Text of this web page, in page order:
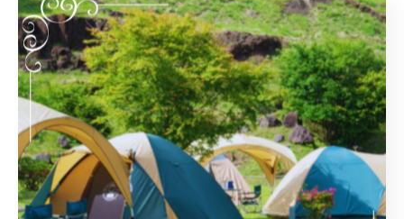
本当に美味しいアフタヌーンティーの写真活用術
アフタヌーンティーの写真は、美しさだけでなく「本当
に美味しい」と伝わる工夫が大切です。例えば、断面や
一口サイズの盛り付けシーンを写すことで、スイーツや
サンドイッチの質感や素材感が伝わりやすくなります。
食べる前と後、それぞれの写真を残すことで、体験のス
トーリー性が増します。